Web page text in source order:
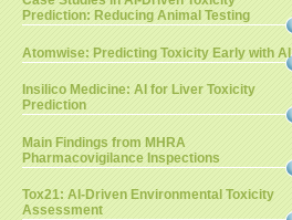
Prediction: Reducing Animal Testing
Atomwise: Predicting Toxicity Early with AI
Insilico Medicine: AI for Liver Toxicity
Prediction
Main Findings from MHRA
Pharmacovigilance Inspections
Tox21: AI-Driven Environmental Toxicity
Assessment